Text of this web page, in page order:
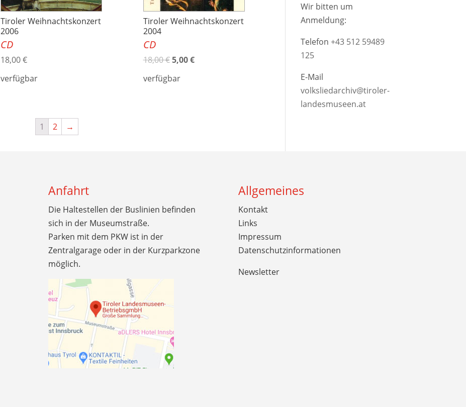
Tiroler Weihnachtskonzert
2006
CD
18,00€
verfügbar
Tiroler Weihnachtskonzert
2004
CD
18,00€ 5,00€
verfügbar
1 2 →
Wir bitten um
Anmeldung:
Telefon+43 512 59489
125
E-Mail
volksliedarchiv@tiroler-
landesmuseen.at
Anfahrt
Die Haltestellen der Buslinien befinden
sich in der Museumstraße.
Parken mit dem PKW ist in der
Zentralgarage oder in der Kurzparkzone
möglich.
Allgemeines
Kontakt
Links
Impressum
Datenschutzinformationen
Newsletter